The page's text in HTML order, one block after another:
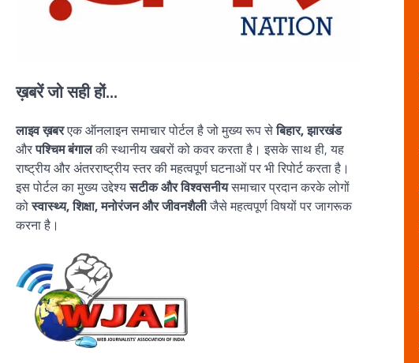
ख़बरें जो सही हों...
लाइव ख़बरएक ऑनलाइन समाचार पोर्टल है जो मुख्य रूप सेबिहार, झारखंड
औरपश्चिम बंगालकी स्थानीय खबरों को कवर करता है। इसके साथ ही, यह
राष्ट्रीय और अंतरराष्ट्रीय स्तर की महत्वपूर्ण घटनाओं पर भी रिपोर्ट करता है।
इस पोर्टल का मुख्य उद्देश्यसटीक और विश्वसनीयसमाचार प्रदान करके लोगों
कोस्वास्थ्य, शिक्षा, मनोरंजन और जीवनशैलीजैसे महत्वपूर्ण विषयों पर जागरूक
करना है।